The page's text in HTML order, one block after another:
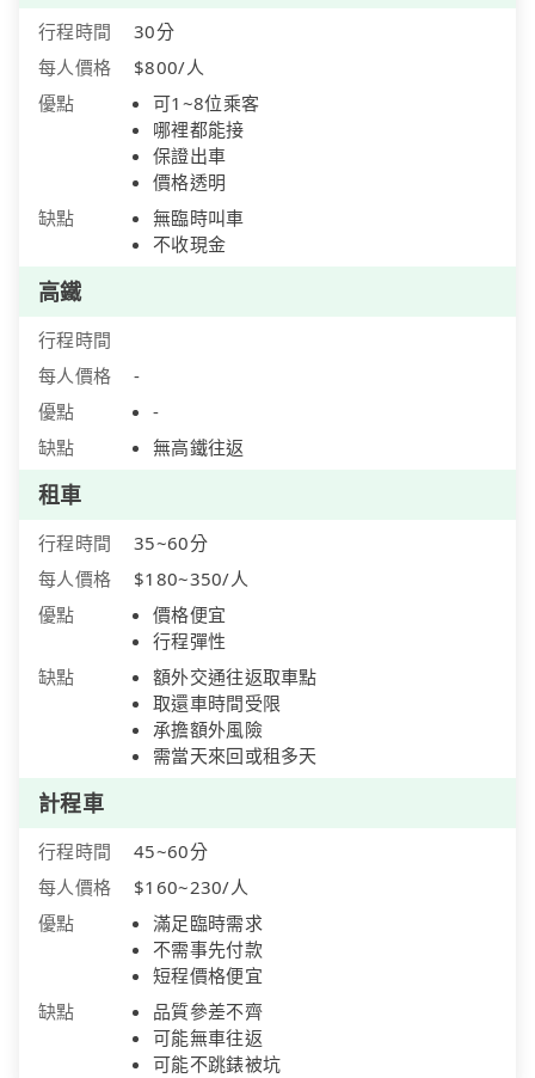
行程時間
30分
每人價格
$800/人
優點
可1~8位乘客
哪裡都能接
保證出車
價格透明
缺點
無臨時叫車
不收現金
高鐵
行程時間
每人價格
-
優點
-
缺點
無高鐵往返
租車
行程時間
35~60分
每人價格
$180~350/人
優點
價格便宜
行程彈性
缺點
額外交通往返取車點
取還車時間受限
承擔額外風險
需當天來回或租多天
計程車
行程時間
45~60分
每人價格
$160~230/人
優點
滿足臨時需求
不需事先付款
短程價格便宜
缺點
品質參差不齊
可能無車往返
可能不跳錶被坑